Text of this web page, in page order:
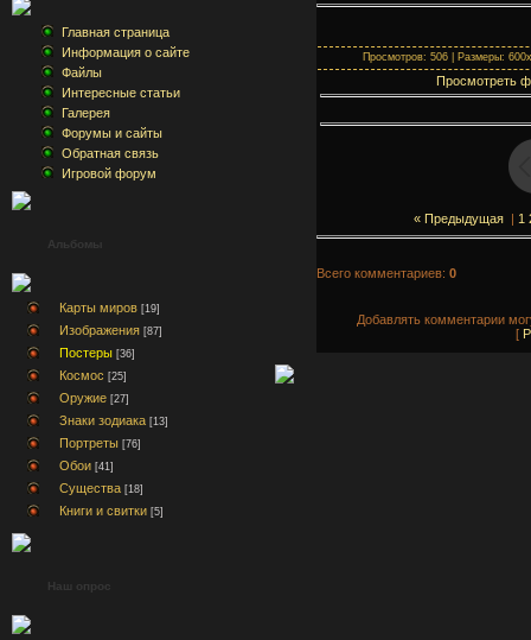
Главная страница
Информация о сайте
Файлы
Интересные статьи
Галерея
Форумы и сайты
Обратная связь
Игровой форум
Альбомы
Карты миров [19]
Изображения [87]
Постеры [36]
Космос [25]
Оружие [27]
Знаки зодиака [13]
Портреты [76]
Обои [41]
Существа [18]
Книги и свитки [5]
Наш опрос
Просмотров: 506 | Размеры:
Просмотреть
« Предыдущая| 1
Всего комментариев: 0
Добавлять комментарии
[